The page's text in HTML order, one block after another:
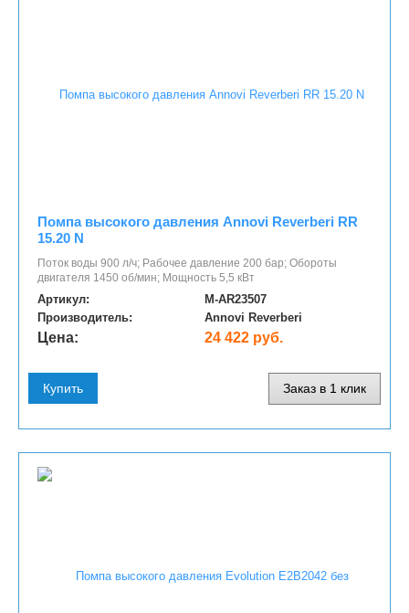
Помпа высокого давления Annovi Reverberi RR
15.20 N
Поток воды 900 л/ч; Рабочее давление 200 бар; Обороты
двигателя 1450 об/мин; Мощность 5,5 кВт
Артикул:
M-AR23507
Производитель:
Annovi Reverberi
Цена: 24 422 руб.
Купить Заказ в 1 клик